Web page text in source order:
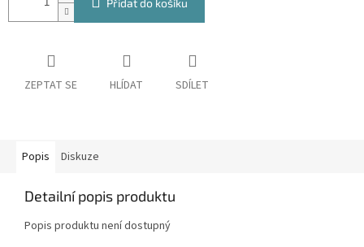
Přidat do košíku
ZEPTAT SE HLÍDAT SDÍLET
Popis Diskuze
Detailní popis produktu
Popis produktu není dostupný